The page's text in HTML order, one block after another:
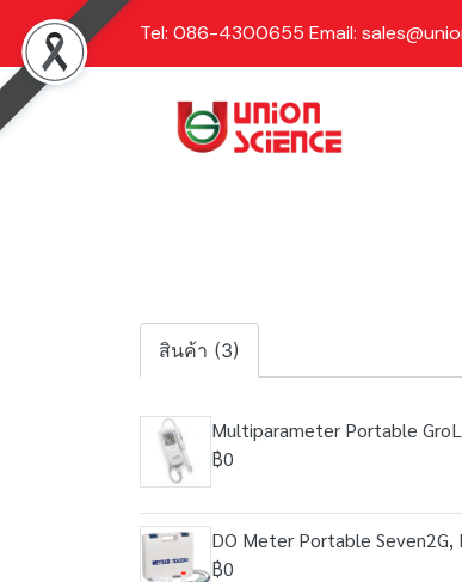
Tel: 086-4300655 Email:
สินค้า (3)
Multiparameter Portable
฿0
DO Meter Portable
฿0